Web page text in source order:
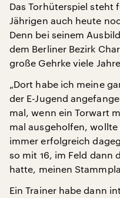
Das Torhüterspiel steht
Jährigen auch heute
Denn bei seinem
dem Berliner Bezirk
große Gehrke viele
„Dort habe ich meine
der E-Jugend
mal, wenn ein Torwart
mal ausgeholfen, wollte
immer erfolgreich
so mit 16, im Feld dann
hatte, meinen
Ein Trainer habe dann